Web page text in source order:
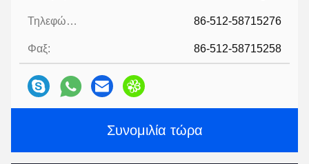
Τηλεφώνημα: 86-512-58715276
Φαξ: 86-512-58715258
Συνομιλία τώρα